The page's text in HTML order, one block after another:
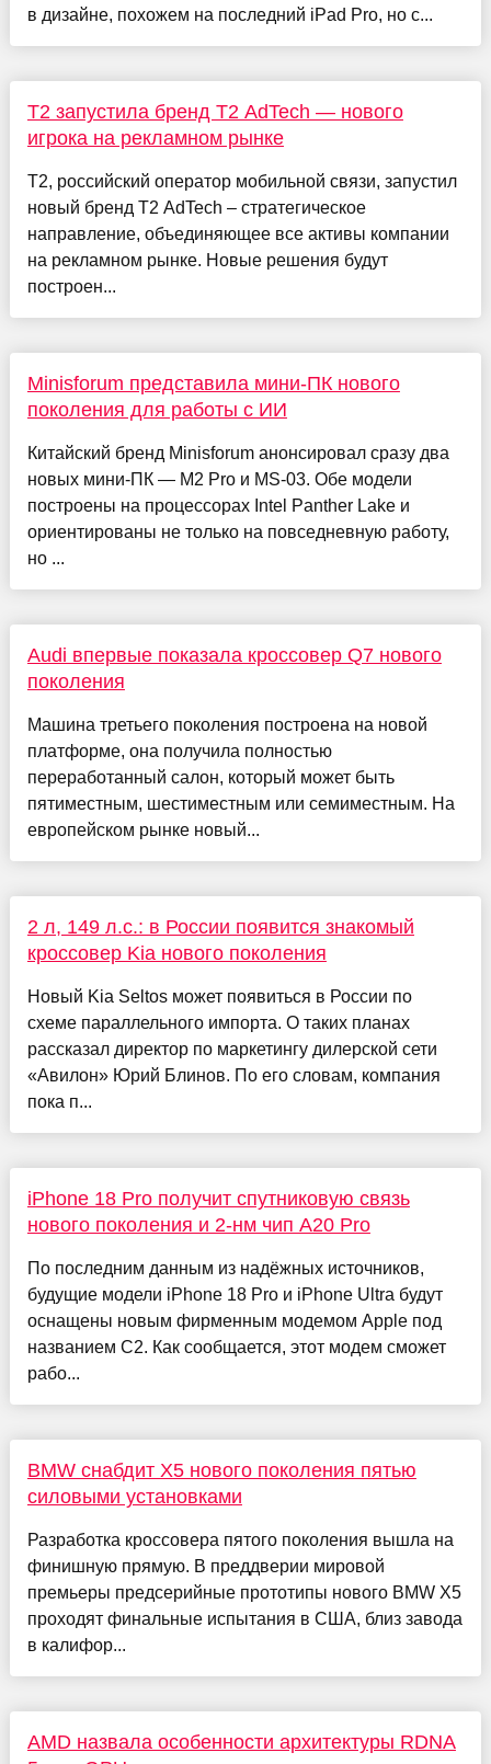
в дизайне, похожем на последний iPad Pro, но с...
Т2 запустила бренд T2 AdTech — нового
игрока на рекламном рынке
T2, российский оператор мобильной связи, запустил
новый бренд T2 AdTech – стратегическое
направление, объединяющее все активы компании
на рекламном рынке. Новые решения будут
построен...
Minisforum представила мини-ПК нового
поколения для работы с ИИ
Китайский бренд Minisforum анонсировал сразу два
новых мини-ПК — M2 Pro и MS-03. Обе модели
построены на процессорах Intel Panther Lake и
ориентированы не только на повседневную работу,
но ...
Audi впервые показала кроссовер Q7 нового
поколения
Машина третьего поколения построена на новой
платформе, она получила полностью
переработанный салон, который может быть
пятиместным, шестиместным или семиместным. На
европейском рынке новый...
2 л, 149 л.с.: в России появится знакомый
кроссовер Kia нового поколения
Новый Kia Seltos может появиться в России по
схеме параллельного импорта. О таких планах
рассказал директор по маркетингу дилерской сети
«Авилон» Юрий Блинов. По его словам, компания
пока п...
iPhone 18 Pro получит спутниковую связь
нового поколения и 2-нм чип A20 Pro
По последним данным из надёжных источников,
будущие модели iPhone 18 Pro и iPhone Ultra будут
оснащены новым фирменным модемом Apple под
названием C2. Как сообщается, этот модем сможет
рабо...
BMW снабдит X5 нового поколения пятью
силовыми установками
Разработка кроссовера пятого поколения вышла на
финишную прямую. В преддверии мировой
премьеры предсерийные прототипы нового BMW X5
проходят финальные испытания в США, близ завода
в калифор...
AMD назвала особенности архитектуры RDNA